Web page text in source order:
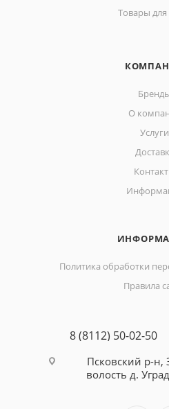
Товары
О
Услуги
Политика обработки
Правила
8 (8112) 50-02-50
Псковский р-н,
волость д.